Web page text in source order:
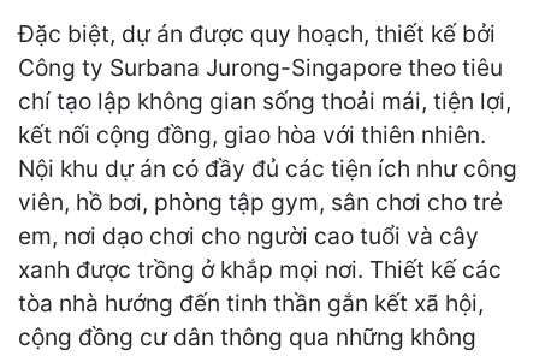
Đặc biệt, dự án được quy hoạch, thiết kế bởi
Công ty Surbana Jurong-Singapore theo tiêu
chí tạo lập không gian sống thoải mái, tiện lợi,
kết nối cộng đồng, giao hòa với thiên nhiên.
Nội khu dự án có đầy đủ các tiện ích như công
viên, hồ bơi, phòng tập gym, sân chơi cho trẻ
em, nơi dạo chơi cho người cao tuổi và cây
xanh được trồng ở khắp mọi nơi. Thiết kế các
tòa nhà hướng đến tinh thần gắn kết xã hội,
cộng đồng cư dân thông qua những không